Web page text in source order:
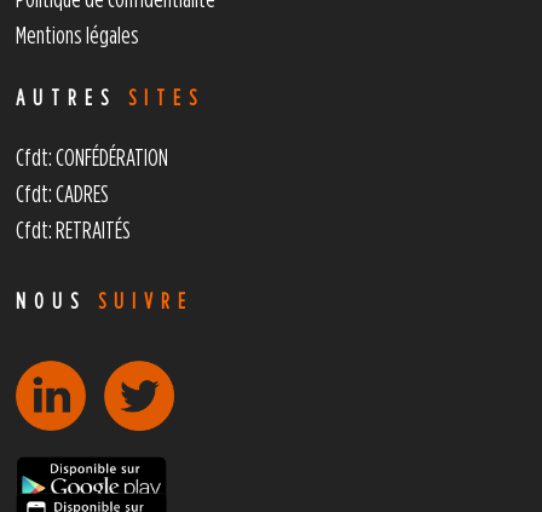
Mentions légales
AUTRESSITES
Cfdt: CONFÉDÉRATION
Cfdt: CADRES
Cfdt: RETRAITÉS
NOUSSUIVRE